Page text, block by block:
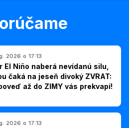
2026 o 17:13
El Niño naberá nevídanú silu,
čaká na jeseň divoký ZVRAT:
až do ZIMY vás prekvapí!
2026 o 17:13